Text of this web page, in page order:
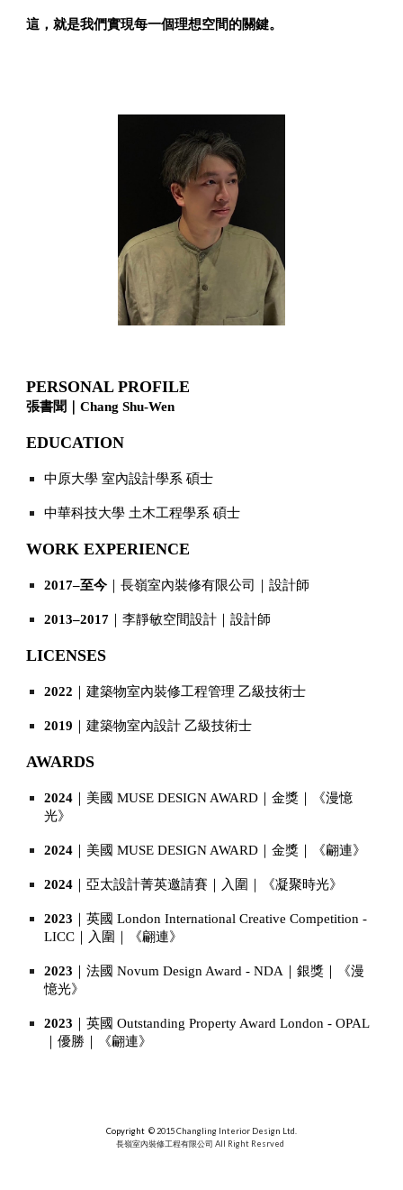
這，就是我們實現每一個理想空間的關鍵。
PERSONAL PROFILE
張書聞｜Chang Shu-Wen
EDUCATION
中原大學 室內設計學系 碩士
中華科技大學 土木工程學系 碩士
WORK EXPERIENCE
2017–至今 ｜長嶺室內裝修有限公司｜設計師
2013–2017 ｜李靜敏空間設計｜設計師
LICENSES
2022 ｜建築物室內裝修工程管理 乙級技術士
2019 ｜建築物室內設計 乙級技術士
AWARDS
2024 ｜美國 MUSE DESIGN AWARD｜金獎｜《漫憶
光》
2024 ｜美國 MUSE DESIGN AWARD｜金獎｜《翩連》
2024 ｜亞太設計菁英邀請賽｜入圍｜《凝聚時光》
2023 ｜英國 London International Creative Competition -
LICC｜入圍｜《翩連》
2023 ｜法國 Novum Design Award - NDA｜銀獎｜《漫
憶光》
2023 ｜英國 Outstanding Property Award London - OPAL
｜優勝｜《翩連》
Copyright ©️ 2015 Changling Interior Design Ltd.
長嶺室內裝修工程有限公司 All Right Resrved